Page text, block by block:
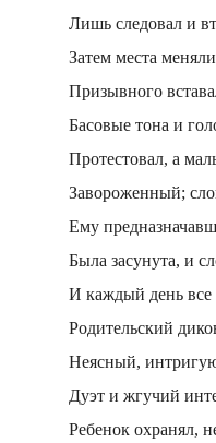
Лишь следовал и
Затем места
Призывного
Басовые тона и
Протестовал, а
Завороженный;
Ему
Была засунута, и
И каждый день все
Родительский
Неясный,
Дуэт и жгучий
Ребенок охранял,